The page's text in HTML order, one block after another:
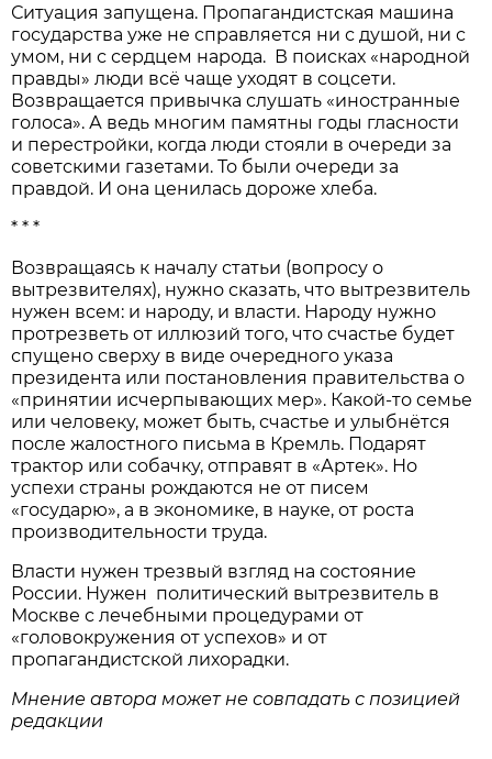
Ситуация запущена. Пропагандистская машина
государства уже не справляется ни с душой, ни с
умом, ни с сердцем народа. В поисках «народной
правды» люди всё чаще уходят в соцсети.
Возвращается привычка слушать «иностранные
голоса». А ведь многим памятны годы гласности
и перестройки, когда люди стояли в очереди за
советскими газетами. То были очереди за
правдой. И она ценилась дороже хлеба.
* * *
Возвращаясь к началу статьи (вопросу о
вытрезвителях), нужно сказать, что вытрезвитель
нужен всем: и народу, и власти. Народу нужно
протрезветь от иллюзий того, что счастье будет
спущено сверху в виде очередного указа
президента или постановления правительства о
«принятии исчерпывающих мер». Какой-то семье
или человеку, может быть, счастье и улыбнётся
после жалостного письма в Кремль. Подарят
трактор или собачку, отправят в «Артек». Но
успехи страны рождаются не от писем
«государю», а в экономике, в науке, от роста
производительности труда.
Власти нужен трезвый взгляд на состояние
России. Нужен политический вытрезвитель в
Москве с лечебными процедурами от
«головокружения от успехов» и от
пропагандистской лихорадки.
Мнение автора может не совпадать с позицией
редакции